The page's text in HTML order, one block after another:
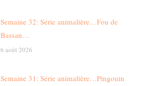
Semaine 32: Série animalière…Fou de
Bassan…
6 août 2026
Semaine 31: Série animalière…Pingouin